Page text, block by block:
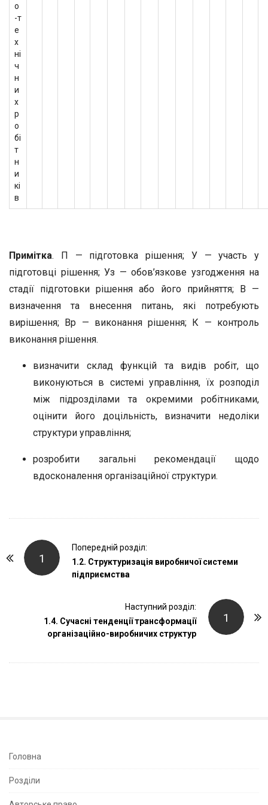
о
-т
е
х
ні
ч
н
и
х
р
о
бі
т
н
и
кі
в
Примітка. П — підготовка рішення; У — участь у
підготовці рішення; Уз — обов’язкове узгодження на
стадії підготовки рішення або його прийняття; В —
визначення та внесення питань, які потребують
вирішення; Вр — виконання рішення; К — контроль
виконання рішення.
визначити склад функцій та видів робіт, що
виконуються в системі управління, їх розподіл
між підрозділами та окремими робітниками,
оцінити його доцільність, визначити недоліки
структури управління;
розробити загальні рекомендації щодо
вдосконалення організаційної структури.
1
Попередній розділ:
1.2. Структуризація виробничої системи
підприємства
1
Наступний розділ:
1.4. Сучасні тенденції трансформації
організаційно-виробничих структур
S
Головна
Розділи